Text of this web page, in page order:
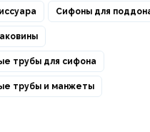
Сифоны для
трубы для сифона
трубы и манжеты